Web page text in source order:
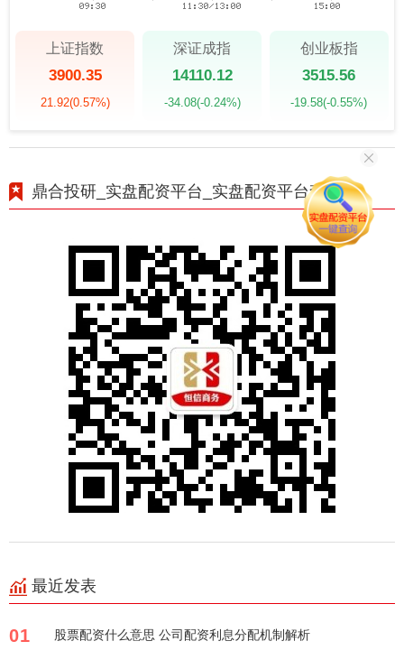
上证指数
3900.35
21.92(0.57%)
深证成指
14110.12
-34.08(-0.24%)
创业板指
3515.56
-19.58(-0.55%)
鼎合投研_实盘配资平台_实盘配资平台查询
最近发表
01 股票配资什么意思 公司配资利息分配机制解析